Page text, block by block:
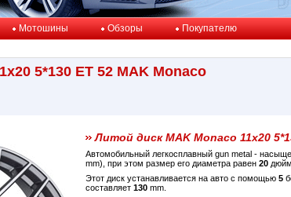
Мотошины Обзоры Покупателю
5*130 ET 52 MAK Monaco
Литой диск MAK Monaco 11x20
Автомобильный легкосплавный gun metal -
mm), при этом размер его диаметра равен 20
Этот диск устанавливается на авто с помощью 5
составляет 130 mm.